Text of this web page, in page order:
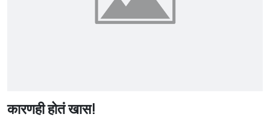
कारणही होतं खास!